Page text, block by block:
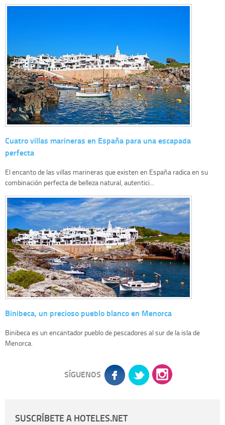
Cuatro villas marineras en España para una escapada
perfecta
El encanto de las villas marineras que existen en España radica en su
combinación perfecta de belleza natural, autentici...
Binibeca, un precioso pueblo blanco en Menorca
Binibeca es un encantador pueblo de pescadores al sur de la isla de
Menorca.
SÍGUENOS
SUSCRÍBETE A HOTELES.NET